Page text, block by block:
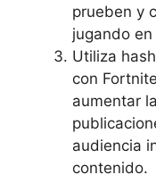
prueben y
jugando en
Utiliza
con
aumentar
audiencia
contenido.